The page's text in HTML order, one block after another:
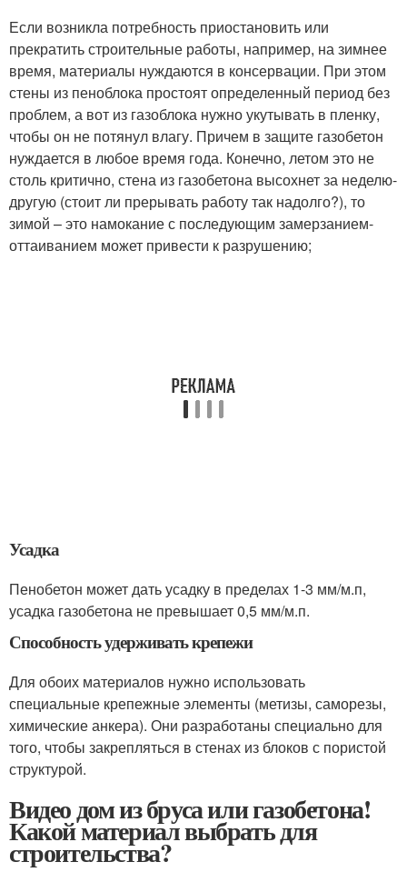
Если возникла потребность приостановить или
прекратить строительные работы, например, на зимнее
время, материалы нуждаются в консервации. При этом
стены из пеноблока простоят определенный период без
проблем, а вот из газоблока нужно укутывать в пленку,
чтобы он не потянул влагу. Причем в защите газобетон
нуждается в любое время года. Конечно, летом это не
столь критично, стена из газобетона высохнет за неделю-
другую (стоит ли прерывать работу так надолго?), то
зимой – это намокание с последующим замерзанием-
оттаиванием может привести к разрушению;
Усадка
Пенобетон может дать усадку в пределах 1-3 мм/м.п,
усадка газобетона не превышает 0,5 мм/м.п.
Способность удерживать крепежи
Для обоих материалов нужно использовать
специальные крепежные элементы (метизы, саморезы,
химические анкера). Они разработаны специально для
того, чтобы закрепляться в стенах из блоков с пористой
структурой.
Видео дом из бруса или газобетона!
Какой материал выбрать для
строительства?